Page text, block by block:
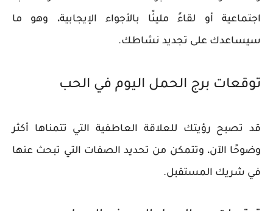
اجتماعية أو لقاءً مليئًا بالأجواء الإيجابية، وهو ما
سيساعدك على تجديد نشاطك.
توقعات برج الحمل اليوم في الحب
قد تصبح رؤيتك للعلاقة العاطفية التي تتمناها أكثر
وضوحًا الآن، وتتمكن من تحديد الصفات التي تبحث عنها
في شريك المستقبل.